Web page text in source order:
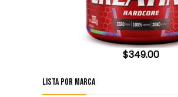
$349.00
Lista por Marca